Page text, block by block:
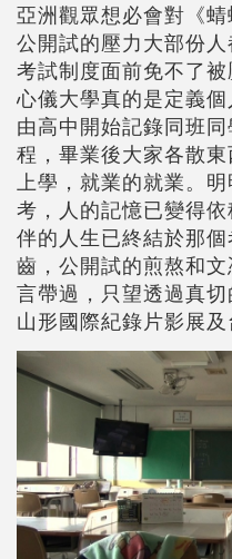
亞洲觀眾想必會對《
公開試的壓力大部份
考試制度面前免不了
心儀大學真的是定義
由高中開始記錄同班
程，畢業後大家各散
上學，就業的就業。
考，人的記憶已變得
伴的人生已終結於那
齒，公開試的煎熬和
言帶過，只望透過真
山形國際紀錄片影展及